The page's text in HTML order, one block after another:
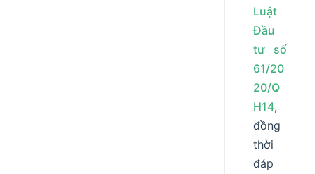
Luật
Đầu
tư số
61/20
20/Q
H14,
đồng
thời
đáp